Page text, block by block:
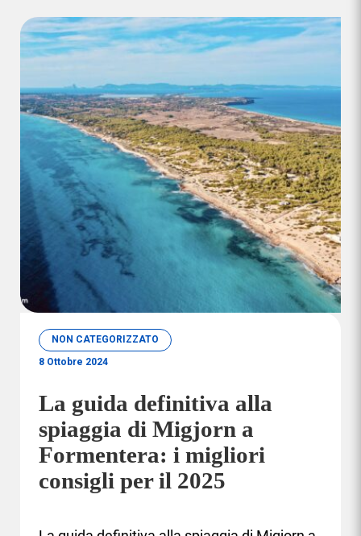
NON CATEGORIZZATO
8 Ottobre 2024
La guida definitiva alla
spiaggia di Migjorn a
Formentera: i migliori
consigli per il 2025